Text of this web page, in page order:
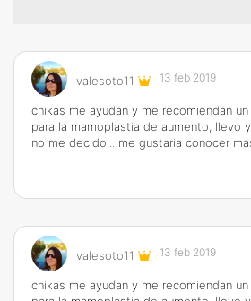
valesoto11 13 feb 2019
chikas me ayudan y me recomiendan
para la mamoplastia de aumento, llevo
no me decido... me gustaria conocer
valesoto11 13 feb 2019
chikas me ayudan y me recomiendan